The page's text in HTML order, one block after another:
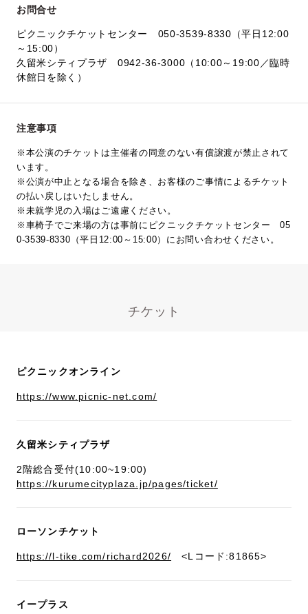
お問合せ
ピクニックチケットセンター 050-3539-8330（平日12:00
～15:00）
久留米シティプラザ 0942-36-3000（10:00～19:00／臨時
休館日を除く）
注意事項
※本公演のチケットは主催者の同意のない有償譲渡が禁止されて
います。
※公演が中止となる場合を除き、お客様のご事情によるチケット
の払い戻しはいたしません。
※未就学児の入場はご遠慮ください。
※車椅子でご来場の方は事前にピクニックチケットセンター 05
0-3539-8330（平日12:00～15:00）にお問い合わせください。
チケット
ピクニックオンライン
https://www.picnic-net.com/
久留米シティプラザ
2階総合受付(10:00~19:00)
https://kurumecityplaza.jp/pages/ticket/
ローソンチケット
https://l-tike.com/richard2026/ <Lコード:81865>
イープラス